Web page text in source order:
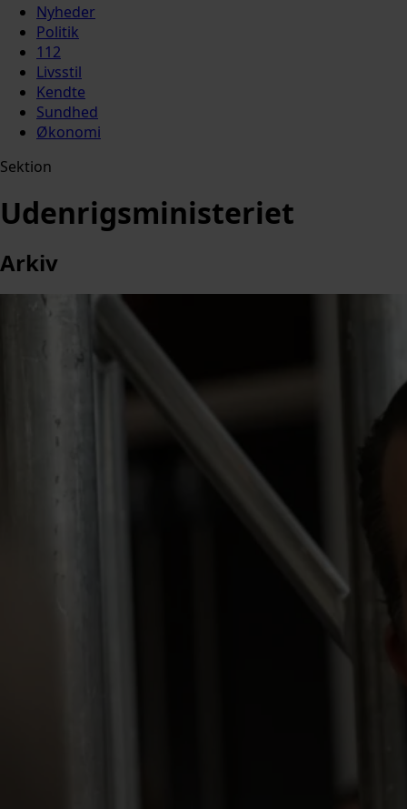
Nyheder
Politik
112
Livsstil
Kendte
Sundhed
Økonomi
Sektion
Udenrigsministeriet
Arkiv